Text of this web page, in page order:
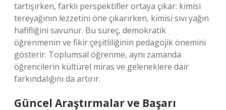
tartışırken, farklı perspektifler ortaya çıkar: kimisi
tereyağının lezzetini öne çıkarırken, kimisi sıvı yağın
hafifliğini savunur. Bu süreç, demokratik
öğrenmenin ve fikir çeşitliliğinin pedagojik önemini
gösterir. Toplumsal öğrenme, aynı zamanda
öğrencilerin kültürel miras ve geleneklere dair
farkındalığını da artırır.
Güncel Araştırmalar ve Başarı